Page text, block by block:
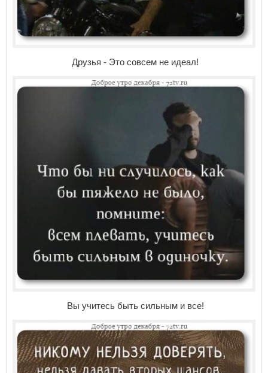
Друзья - Это совсем не идеал!
Вы учитесь быть сильным и все!